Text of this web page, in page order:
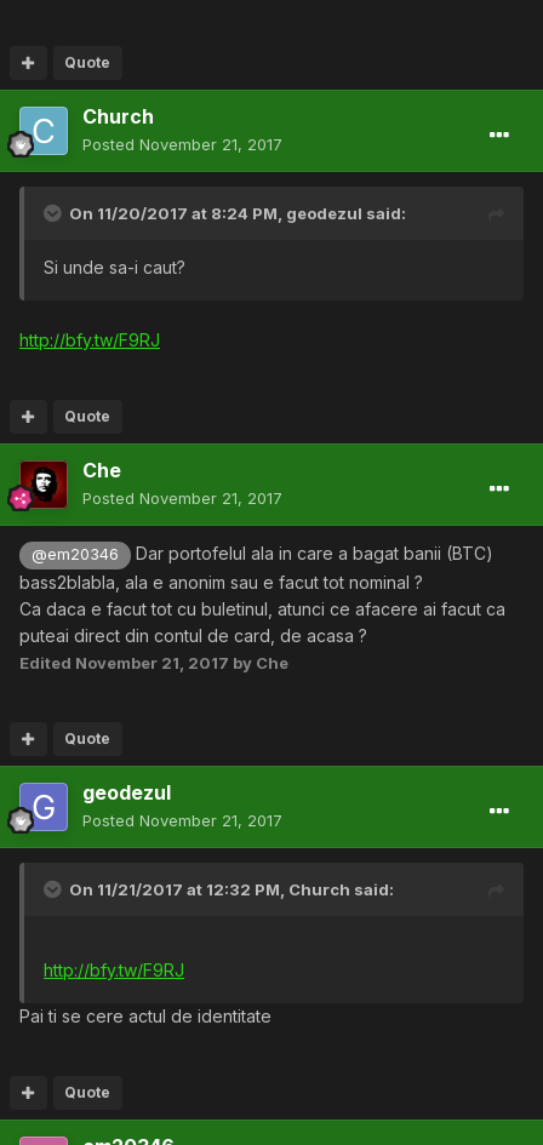
Quote
Church
Posted November 21, 2017
On 11/20/2017 at 8:24 PM, geodezul said:
Si unde sa-i caut?
http://bfy.tw/F9RJ
Quote
Che
Posted November 21, 2017
@em20346
Dar portofelul ala in care a bagat banii (BTC)
bass2blabla, ala e anonim sau e facut tot nominal ?
Ca daca e facut tot cu buletinul, atunci ce afacere ai facut ca
puteai direct din contul de card, de acasa ?
Edited November 21, 2017 by Che
Quote
geodezul
Posted November 21, 2017
On 11/21/2017 at 12:32 PM, Church said:
http://bfy.tw/F9RJ
Pai ti se cere actul de identitate
Quote